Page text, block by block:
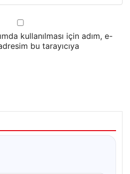
kullanılması için adım, e-
bu tarayıcıya